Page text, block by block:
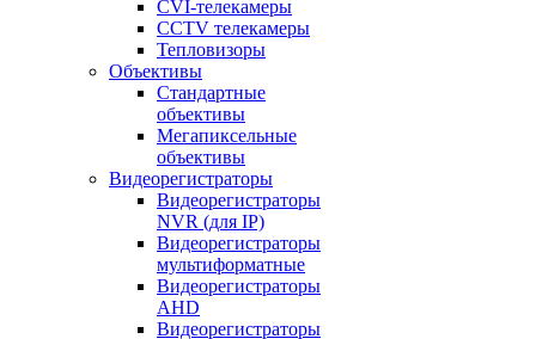
CVI-телекамеры
CCTV телекамеры
Тепловизоры
Объективы
Стандартные
объективы
Мегапиксельные
объективы
Видеорегистраторы
Видеорегистраторы
NVR (для IP)
Видеорегистраторы
мультиформатные
Видеорегистраторы
AHD
Видеорегистраторы